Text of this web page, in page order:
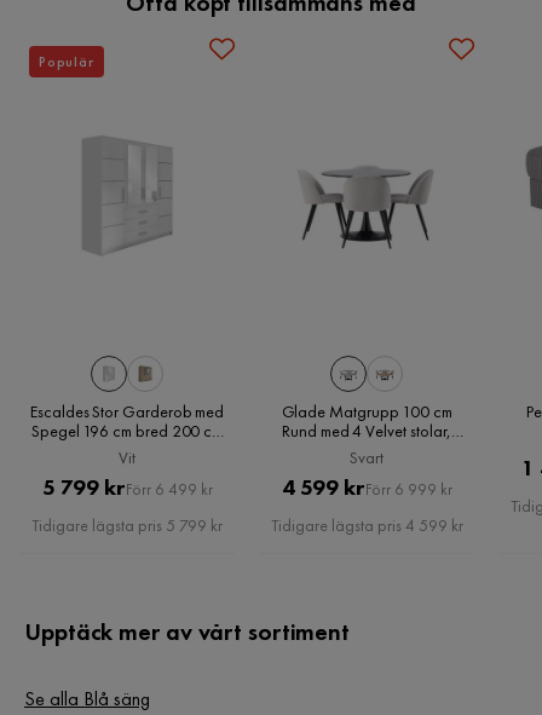
Sänggavel Med sänggavel
Serie
Escaldes Stor Garderob med
Spegel 196 cm bred 200 cm
hög, Vit
Vit
Pris
5 799 krOriginal
Pris
Förr 6 499 kr
Tidigare lägsta pris 5 799 kr
Populär
Glade Matgrupp 100 cm
Rund med 4 Velvet stolar,
Svart
Svart
Pris
4 599 krOriginal
Pris
Förr 6 999 kr
Tidigare lägsta pris 4 599 kr
1
Upptäck mer av vårt sortiment
Se alla Blå säng